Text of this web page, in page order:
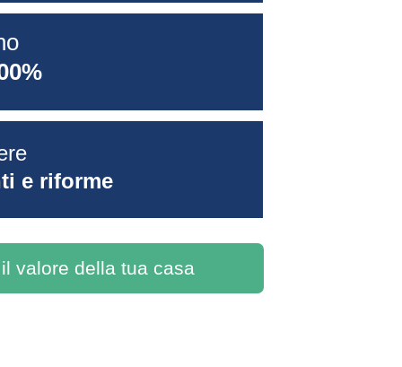
valore della tua casa
e riforme